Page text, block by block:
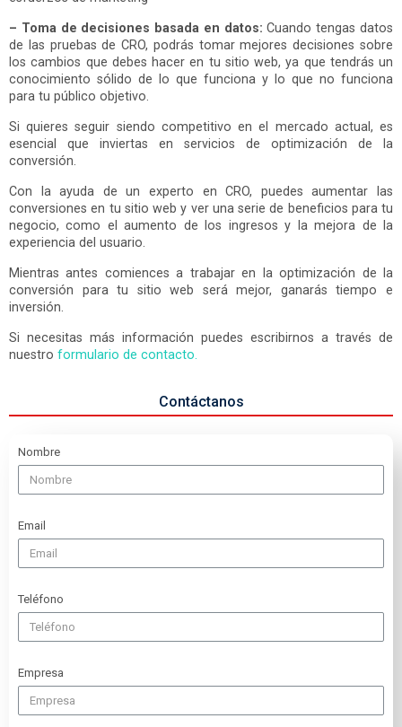
– Toma de decisiones basada en datos:Cuando tengas datos
de las pruebas de CRO, podrás tomar mejores decisiones sobre
los cambios que debes hacer en tu sitio web, ya que tendrás un
conocimiento sólido de lo que funciona y lo que no funciona
para tu público objetivo.
Si quieres seguir siendo competitivo en el mercado actual, es
esencial que inviertas en servicios de optimización de la
conversión.
Con la ayuda de un experto en CRO, puedes aumentar las
conversiones en tu sitio web y ver una serie de beneficios para tu
negocio, como el aumento de los ingresos y la mejora de la
experiencia del usuario.
Mientras antes comiences a trabajar en la optimización de la
conversión para tu sitio web será mejor, ganarás tiempo e
inversión.
Si necesitas más información puedes escribirnos a través de
nuestro formulario de contacto.
Contáctanos
Nombre
Email
Teléfono
Empresa